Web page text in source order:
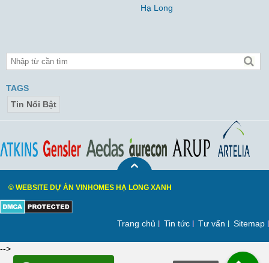
Hạ Long
TAGS
Tin Nổi Bật
© WEBSITE DỰ ÁN VINHOMES HẠ LONG XANH
Trang chủ Tin tức Tư vấn Sitemap
-->